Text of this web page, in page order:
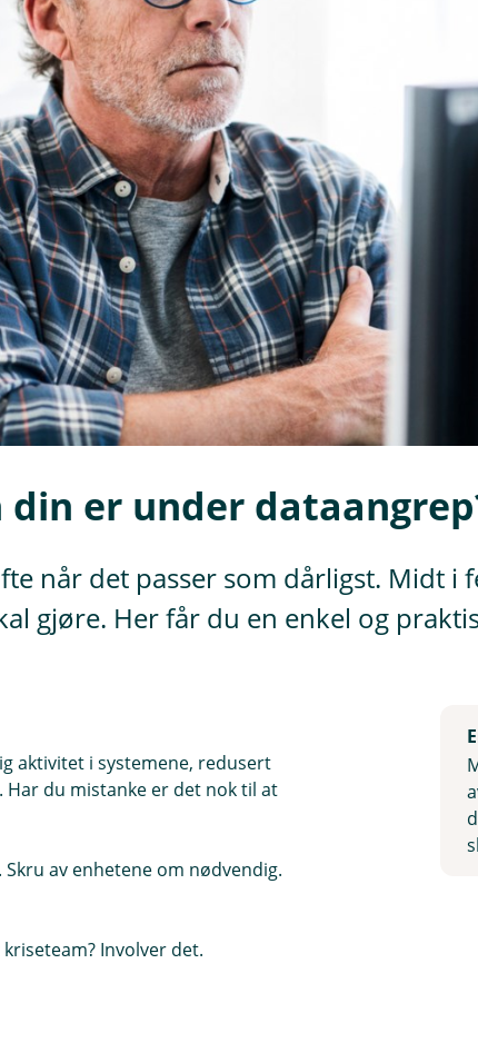
er under
når det passer som dårligst. Midt i
gjøre. Her får du en enkel og
aktivitet i systemene, redusert
du mistanke er det nok til at
av enhetene om nødvendig.
Involver det.
Hvor kom de inn? Hva er
underveis – dette er